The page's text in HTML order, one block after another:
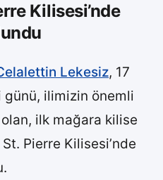
Kilisesi’nde
Lekesiz, 17
günü, ilimizin önemli
ilk mağara kilise
Pierre Kilisesi’nde